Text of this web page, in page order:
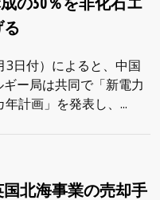
る
日付）によると、中国
ー局は共同で「新電力
計画」を発表し、...
北海事業の売却手